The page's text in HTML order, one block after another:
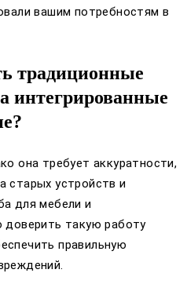
вашим потребностям в
традиционные
интегрированные
она требует аккуратности,
старых устройств и
для мебели и
доверить такую работу
правильную